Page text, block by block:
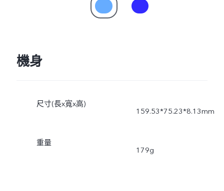
機身
尺寸(長x寬x高)
159.53*75.23*8.13mm
重量
179g